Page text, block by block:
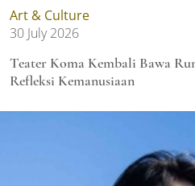
Art & Culture
30 July 2026
Teater Koma Kembali Bawa
Refleksi Kemanusiaan